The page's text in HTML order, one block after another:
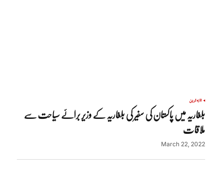
تازہ ترین
بلغاریہ میں پاکستان کی سفیر کی بلغاریہ کے وزیر برائے سیاحت سے
ملاقات
March 22, 2022